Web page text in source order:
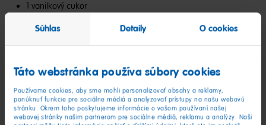
Súhlas Detaily O cookies
Táto webstránka používa súbory cookies
Používame cookies, aby sme mohli personalizovať obsahy a reklamy,
ponúknuť funkcie pre sociálne médiá a analyzovať prístupy na našu webovú
stránku. Okrem toho poskytujeme informácie o vašom používaní našej
webovej stránky našim partnerom pre sociálne médiá, reklamu a analýzy. Naši
1 vanilkový cukor
citrónová kôra
2 baleniamedvedíkov HARIBO Goldna ozdobu
Cukrová poleva:
1/2 šálky práškového cukru